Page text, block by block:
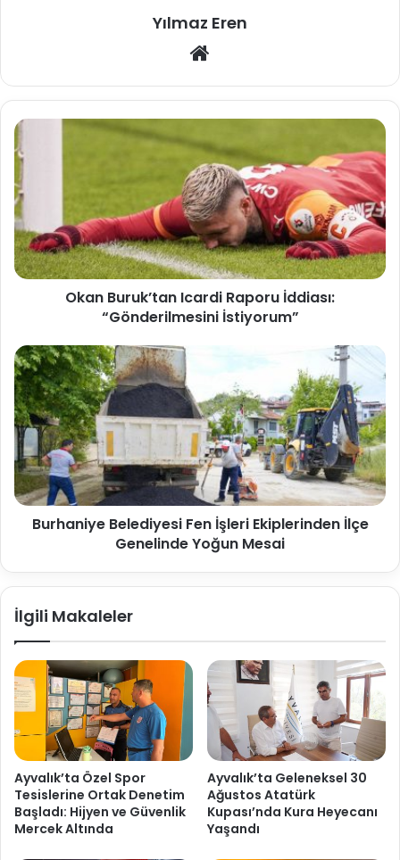
Yılmaz Eren
Okan Buruk’tan Icardi Raporu İddiası:
“Gönderilmesini İstiyorum”
Burhaniye Belediyesi Fen İşleri Ekiplerinden İlçe
Genelinde Yoğun Mesai
İlgili Makaleler
Ayvalık’ta Özel Spor
Tesislerine Ortak Denetim
Başladı: Hijyen ve Güvenlik
Mercek Altında
Ayvalık’ta Geleneksel 30
Ağustos Atatürk
Kupası’nda Kura Heyecanı
Yaşandı